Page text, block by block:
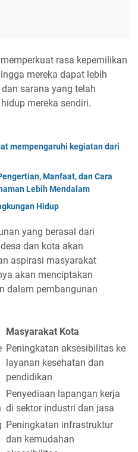
rasa kepemilikan
mereka dapat lebih
sarana yang telah
mereka sendiri.
mempengaruhi kegiatan dari
Manfaat, dan Cara
Lebih Mendalam
Hidup
yang berasal dari
dan kota akan
aspirasi masyarakat
akan menciptakan
dalam pembangunan
Masyarakat Kota
Peningkatan aksesibilitas ke
layanan kesehatan dan
pendidikan
Penyediaan lapangan kerja
di sektor industri dan jasa
Peningkatan infrastruktur
dan kemudahan